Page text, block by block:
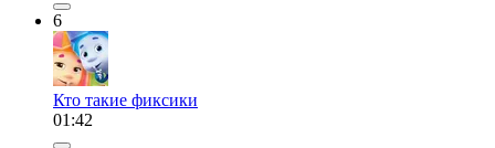
6
Кто такие фиксики
01:42